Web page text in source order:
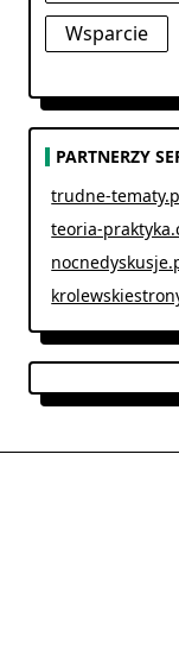
Wsparcie
PARTNERZY
trudne-
teoria-